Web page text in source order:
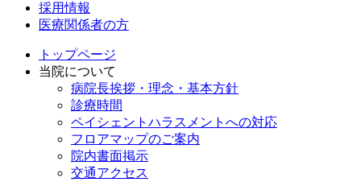
採用情報
医療関係者の方
トップページ
当院について
病院長挨拶・理念・基本方針
診療時間
ペイシェントハラスメントへの対応
フロアマップのご案内
院内書面掲示
交通アクセス